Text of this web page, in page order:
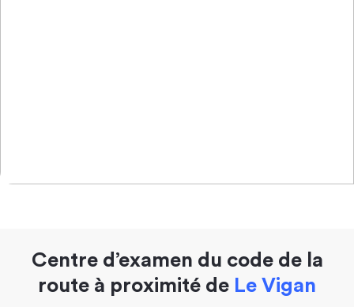
Centre d’examen du code de la
route à proximité de Le Vigan